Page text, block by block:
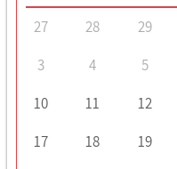
27 28 29
3
4 5
10
11 12
17
18 19